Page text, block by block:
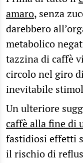
amaro, senza
darebbero
metabolico
tazzina di caffè
circolo nel giro
inevitabile
Un ulteriore
caffè alla fine di
fastidiosi effetti
il rischio di